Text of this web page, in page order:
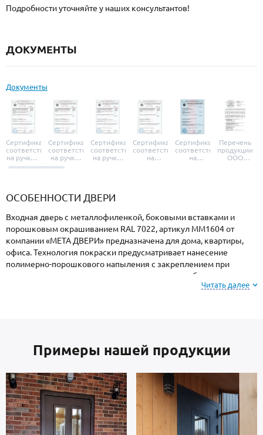
Подробности уточняйте у наших консультантов!
ДОКУМЕНТЫ
Документы
Сертификат
соответствия
на ручки и
броненакладки
Сертификат
соответствия
на ручки-
защелки
Сертификат
соответствия
на ручки-
Сертификат
соответствия
на
Сертификат
соответствия
на
Перечень
продукции
ООО
ОСОБЕННОСТИ ДВЕРИ
Входная дверь с металлофиленкой, боковыми вставками и
порошковым окрашиванием RAL 7022, артикул ММ1604 от
компании «МЕТА ДВЕРИ» предназначена для дома, квартиры,
офиса. Технология покраски предусматривает нанесение
полимерно-порошкового напыления с закреплением при
высоких температурах, поэтому поверхность не боится ударов,
осадков, высокой влажности и колебаний температуры.
представленных на сайте или из образцов у
замерщика.
Каркас коробки и полотно — стальные листы и многоконтурный
профиль российского производства, толщиной 2 мм. Отделка
внутренней стороны двери: МДФ. Дверь укомплектована
Читать далее
Примеры нашей продукции